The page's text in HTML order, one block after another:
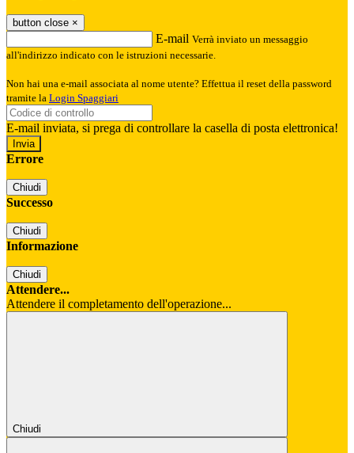
button close ×
E-mail Verrà inviato un messaggio
all'indirizzo indicato con le istruzioni necessarie.
Non hai una e-mail associata al nome utente? Effettua il reset della password
tramite la Login Spaggiari
E-mail inviata, si prega di controllare la casella di posta elettronica!
Errore
Chiudi
Successo
Chiudi
Informazione
Chiudi
Attendere...
Attendere il completamento dell'operazione...
Chiudi